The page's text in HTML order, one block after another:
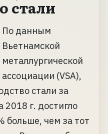
стали
По данным
Вьетнамской
металлургической
ассоциации (VSA),
стали за
г. достигло
больше, чем за тот